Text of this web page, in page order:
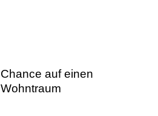
Chance auf einen
Wohntraum